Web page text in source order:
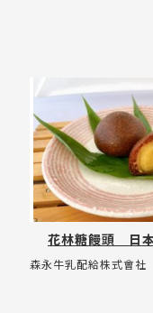
花林糖饅頭 日
森永牛乳配給株式會社